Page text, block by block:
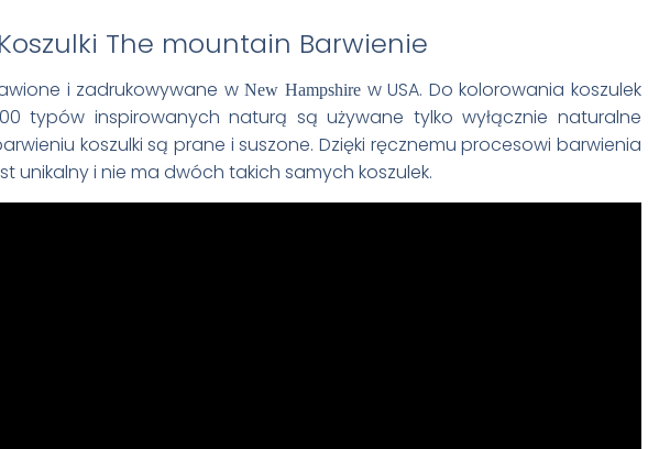
Barwienie
i zadrukowywane wNew Hampshire w USA. Do kolorowania koszulek
typów inspirowanych naturą są używane tylko wyłącznie naturalne
koszulki są prane i suszone. Dzięki ręcznemu procesowi barwienia
unikalny i nie ma dwóch takich samych koszulek.